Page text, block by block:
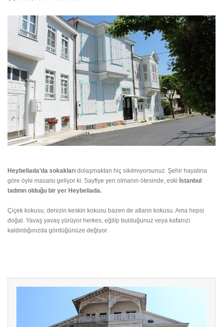
Heybeliada’da sokakları dolaşmaktan hiç sıkılmıyorsunuz. Şehir hayatına
göre öyle masalsı geliyor ki. Sayfiye yeri olmanın ötesinde, eski İstanbul
tadının olduğu bir yer Heybeliada.
Çiçek kokusu, denizin keskin kokusu bazen de atların kokusu. Ama hepsi
doğal. Yavaş yavaş yürüyor herkes, eğilip bulduğunuz veya kafanızı
kaldırdığınızda gördüğünüze değiyor.